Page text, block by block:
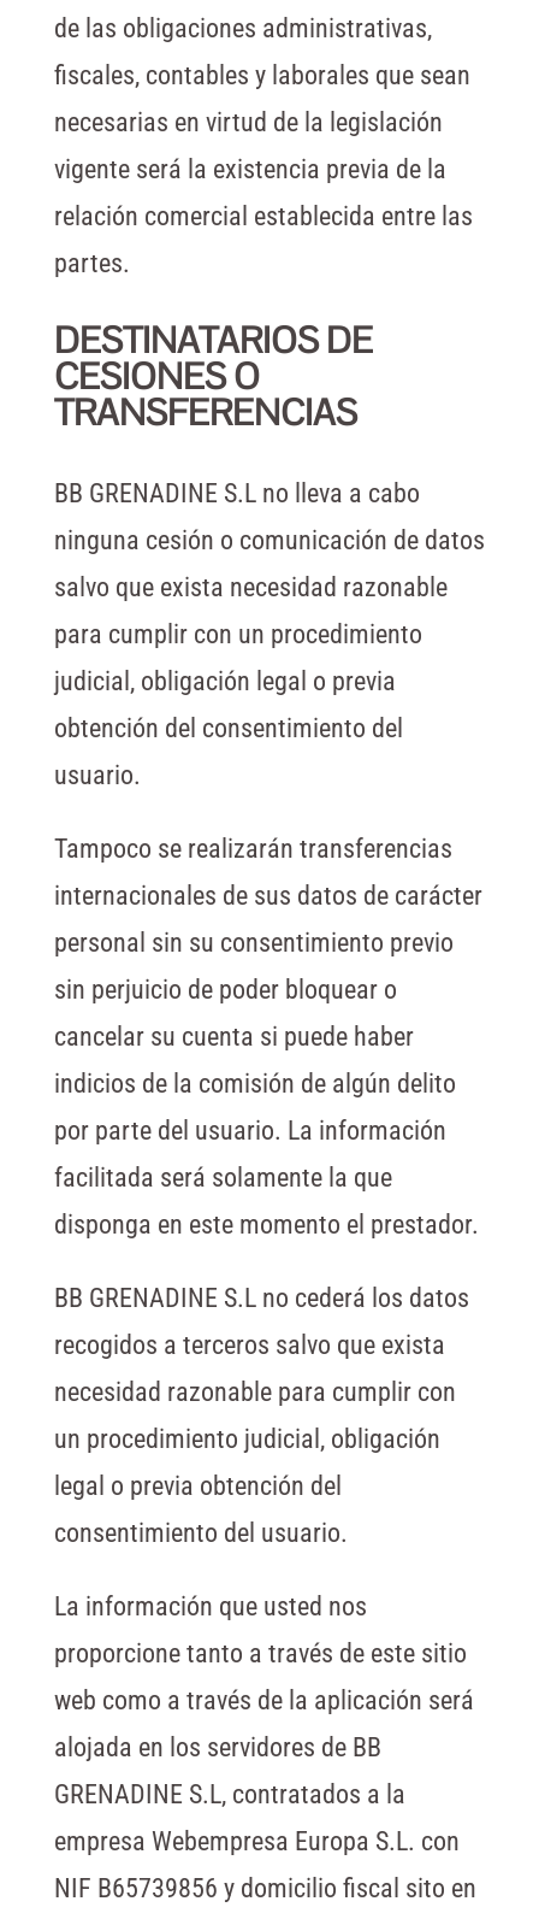
de las obligaciones administrativas,
fiscales, contables y laborales que sean
necesarias en virtud de la legislación
vigente será la existencia previa de la
relación comercial establecida entre las
partes.
DESTINATARIOS DE
CESIONES O
TRANSFERENCIAS
BB GRENADINE S.L no lleva a cabo
ninguna cesión o comunicación de datos
salvo que exista necesidad razonable
para cumplir con un procedimiento
judicial, obligación legal o previa
obtención del consentimiento del
usuario.
Tampoco se realizarán transferencias
internacionales de sus datos de carácter
personal sin su consentimiento previo
sin perjuicio de poder bloquear o
cancelar su cuenta si puede haber
indicios de la comisión de algún delito
por parte del usuario. La información
facilitada será solamente la que
disponga en este momento el prestador.
BB GRENADINE S.L no cederá los datos
recogidos a terceros salvo que exista
necesidad razonable para cumplir con
un procedimiento judicial, obligación
legal o previa obtención del
consentimiento del usuario.
La información que usted nos
proporcione tanto a través de este sitio
web como a través de la aplicación será
alojada en los servidores de BB
GRENADINE S.L, contratados a la
empresa Webempresa Europa S.L. con
NIF B65739856 y domicilio fiscal sito en